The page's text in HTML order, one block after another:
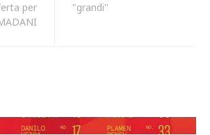
per
"grandi"